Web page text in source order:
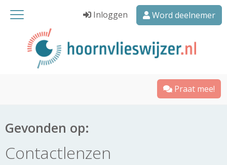
Inloggen Word deelnemer
Praat mee!
Gevonden op:
Contactlenzen